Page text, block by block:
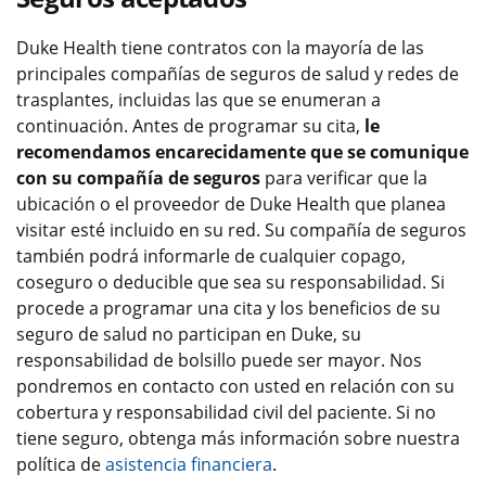
Duke Health tiene contratos con la mayoría de las
principales compañías de seguros de salud y redes de
trasplantes, incluidas las que se enumeran a
continuación. Antes de programar su cita, le
recomendamos encarecidamente que se comunique
con su compañía de seguros para verificar que la
ubicación o el proveedor de Duke Health que planea
visitar esté incluido en su red. Su compañía de seguros
también podrá informarle de cualquier copago,
coseguro o deducible que sea su responsabilidad. Si
procede a programar una cita y los beneficios de su
seguro de salud no participan en Duke, su
responsabilidad de bolsillo puede ser mayor. Nos
pondremos en contacto con usted en relación con su
cobertura y responsabilidad civil del paciente. Si no
tiene seguro, obtenga más información sobre nuestra
política deasistencia financiera.